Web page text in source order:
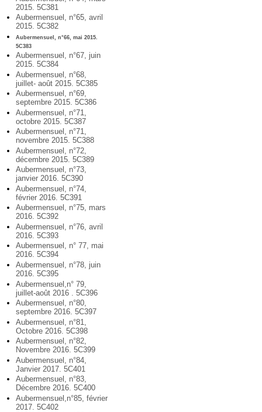
2015. 5C381
Aubermensuel, n°65, avril
2015. 5C382
Aubermensuel, n°66, mai 2015.
5C383
Aubermensuel, n°67, juin
2015. 5C384
Aubermensuel, n°68,
juillet- août 2015. 5C385
Aubermensuel, n°69,
septembre 2015. 5C386
Aubermensuel, n°71,
octobre 2015. 5C387
Aubermensuel, n°71,
novembre 2015. 5C388
Aubermensuel, n°72,
décembre 2015. 5C389
Aubermensuel, n°73,
janvier 2016. 5C390
Aubermensuel, n°74,
février 2016. 5C391
Aubermensuel, n°75, mars
2016. 5C392
Aubermensuel, n°76, avril
2016. 5C393
Aubermensuel, n° 77, mai
2016. 5C394
Aubermensuel, n°78, juin
2016. 5C395
Aubermensuel,n° 79,
juillet-août 2016 . 5C396
Aubermensuel, n°80,
septembre 2016. 5C397
Aubermensuel, n°81,
Octobre 2016. 5C398
Aubermensuel, n°82,
Novembre 2016. 5C399
Aubermensuel, n°84,
Janvier 2017. 5C401
Aubermensuel, n°83,
Décembre 2016. 5C400
Aubermensuel,n°85, février
2017. 5C402